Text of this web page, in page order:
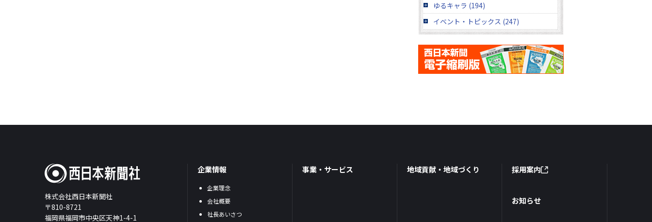
ゆるキャラ (194)
イベント・トピックス (247)
株式会社西日本新聞社
〒810-8721
福岡県福岡市中央区天神1-4-1
企業情報
企業理念
会社概要
社長あいさつ
事業・サービス 地域貢献・地域づくり 採用案内
お知らせ